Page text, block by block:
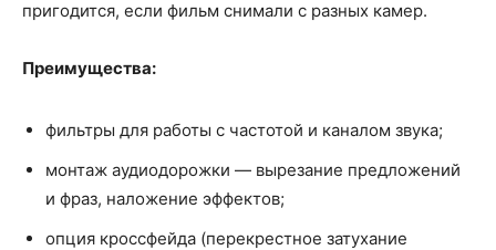
пригодится, если фильм снимали с разных камер.
Преимущества:
фильтры для работы с частотой и каналом звука;
монтаж аудиодорожки — вырезание предложений
и фраз, наложение эффектов;
опция кроссфейда (перекрестное затухание